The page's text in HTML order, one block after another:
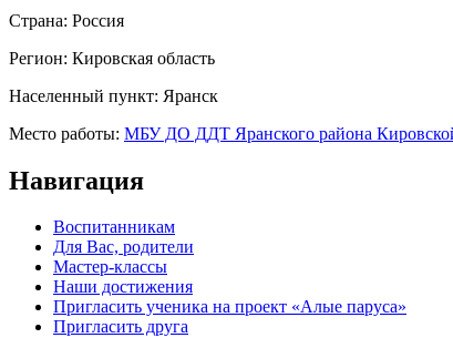
Страна: Россия
Регион: Кировская область
Населенный пункт: Яранск
Место работы: МБУ ДО ДДТ Яранского района
Навигация
Воспитанникам
Для Вас, родители
Мастер-классы
Наши достижения
Пригласить ученика на проект «Алые паруса»
Пригласить друга